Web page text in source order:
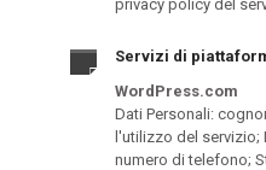
privacy policy del
Servizi di
WordPress.com
Dati Personali:
l'utilizzo del servizio;
numero di telefono;